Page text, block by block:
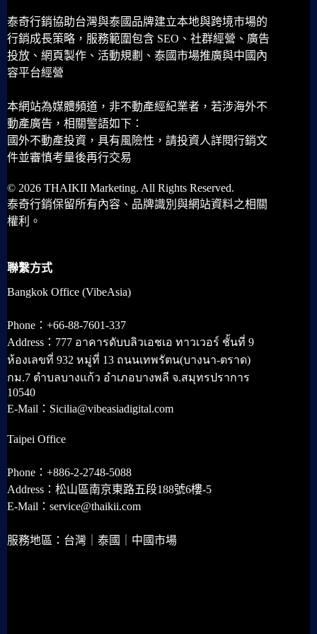
泰奇行銷協助台灣與泰國品牌建立本地與跨境市場的
行銷成長策略，服務範圍包含 SEO、社群經營、廣告
投放、網頁製作、活動規劃、泰國市場推廣與中國內
容平台經營
本網站為媒體頻道，非不動產經紀業者，若涉海外不
動產廣告，相關警語如下：
國外不動產投資，具有風險性，請投資人詳閱行銷文
件並審慎考量後再行交易
© 2026 THAIKII Marketing. All Rights Reserved.
泰奇行銷保留所有內容、品牌識別與網站資料之相關
權利。
聯繫方式
Bangkok Office (VibeAsia)
Phone：+66-88-7601-337
Address：777 อาคารดับบลิวเอชเอ ทาวเวอร์ ชั้นที่ 9
ห้องเลขที่ 932 หมู่ที่ 13 ถนนเทพรัตน(บางนา-ตราด)
กม.7 ตำบลบางแก้ว อำเภอบางพลี จ.สมุทรปราการ
10540
E-Mail：Sicilia@vibeasiadigital.com
Taipei Office
Phone：+886-2-2748-5088
Address：松山區南京東路五段188號6樓-5
E-Mail：service@thaikii.com
服務地區：台灣｜泰國｜中國市場